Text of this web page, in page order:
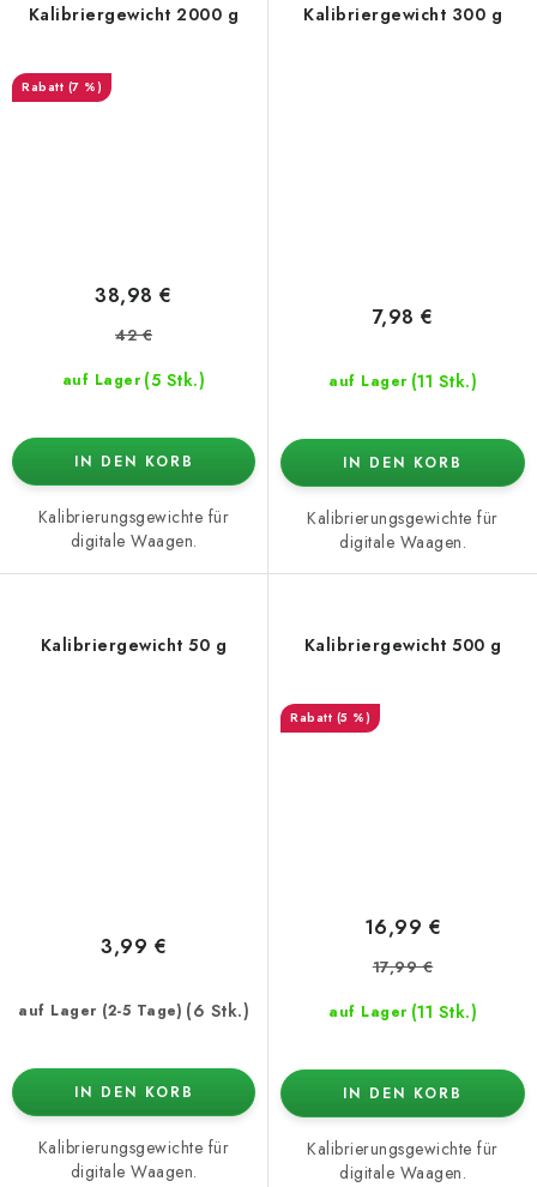
Kalibriergewicht 2000 g
(7 %)
auf Lager (5 Stk.)
38,98 €
42 €
IN DEN KORB
Kalibrierungsgewichte für
digitale Waagen.
Kalibriergewicht 300 g
auf Lager (11 Stk.)
7,98 €
IN DEN KORB
Kalibrierungsgewichte für
digitale Waagen.
Kalibriergewicht 50 g
auf Lager (2-5 Tage) (6 Stk.)
3,99 €
IN DEN KORB
Kalibrierungsgewichte für
digitale Waagen.
Kalibriergewicht 500 g
(5 %)
auf Lager (11 Stk.)
16,99 €
17,99 €
IN DEN KORB
Kalibrierungsgewichte für
digitale Waagen.